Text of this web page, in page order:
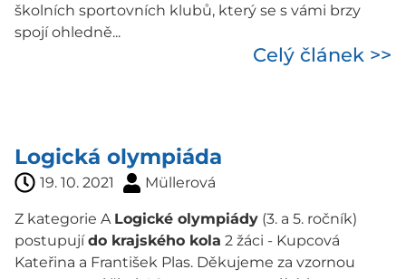
školních sportovních klubů, který se s vámi brzy
spojí ohledně...
Celý článek >>
Logická olympiáda
19. 10. 2021 Müllerová
Z kategorie A Logické olympiády (3. a 5. ročník)
postupujído krajského kola 2 žáci - Kupcová
Kateřina a František Plas. Děkujeme za vzornou